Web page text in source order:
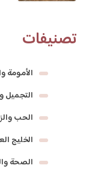
تصنيفات
الأمومة
التجميل
الحب
الخليج
الصحة